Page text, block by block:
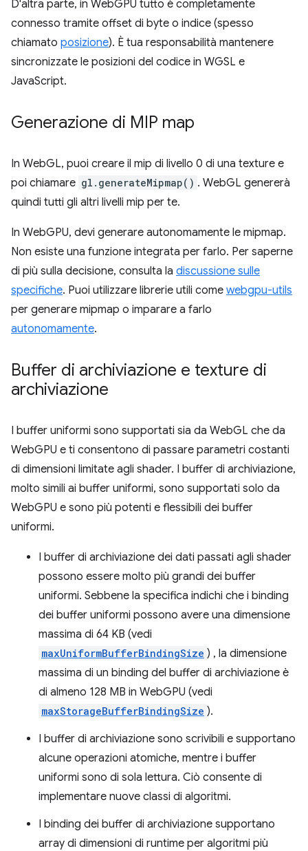
D'altra parte, in WebGPU tutto è completamente
connesso tramite offset di byte o indice (spesso
chiamato posizione). È tua responsabilità mantenere
sincronizzate le posizioni del codice in WGSL e
JavaScript.
Generazione di MIP map
In WebGL, puoi creare il mip di livello 0 di una texture e
poi chiamare gl.generateMipmap() . WebGL genererà
quindi tutti gli altri livelli mip per te.
In WebGPU, devi generare autonomamente le mipmap.
Non esiste una funzione integrata per farlo. Per saperne
di più sulla decisione, consulta la discussione sulle
specifiche. Puoi utilizzare librerie utili come webgpu-utils
per generare mipmap o imparare a farlo
autonomamente.
Buffer di archiviazione e texture di
archiviazione
I buffer uniformi sono supportati sia da WebGL che da
WebGPU e ti consentono di passare parametri costanti
di dimensioni limitate agli shader. I buffer di archiviazione,
molto simili ai buffer uniformi, sono supportati solo da
WebGPU e sono più potenti e flessibili dei buffer
uniformi.
I buffer di archiviazione dei dati passati agli shader
possono essere molto più grandi dei buffer
uniformi. Sebbene la specifica indichi che i binding
dei buffer uniformi possono avere una dimensione
massima di 64 KB (vedi
maxUniformBufferBindingSize ) , la dimensione
massima di un binding del buffer di archiviazione è
di almeno 128 MB in WebGPU (vedi
maxStorageBufferBindingSize ).
I buffer di archiviazione sono scrivibili e supportano
alcune operazioni atomiche, mentre i buffer
uniformi sono di sola lettura. Ciò consente di
implementare nuove classi di algoritmi.
I binding dei buffer di archiviazione supportano
array di dimensioni di runtime per algoritmi più